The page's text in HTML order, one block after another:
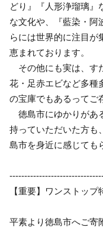
どり』『人形浄瑠璃』
な文化や、『藍染・阿
らには世界的に注目が
恵まれております。
その他にも実は、す
花・足赤エビなど多種
の宝庫でもあるってご
徳島市にゆかりがあ
持っていただいた方も
島市を身近に感じても
【重要】ワンストッ
平素より徳島市へご寄